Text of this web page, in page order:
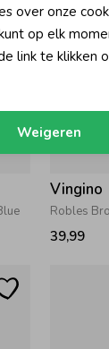
Vingino
Robles
39,99
over onze
op elk
link te klikken
Weigeren